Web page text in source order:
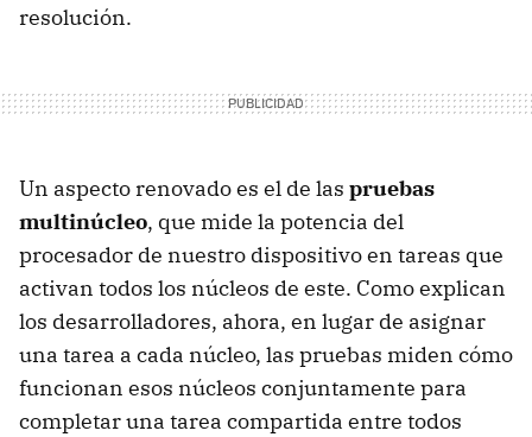
resolución.
Un aspecto renovado es el de las pruebas
multinúcleo, que mide la potencia del
procesador de nuestro dispositivo en tareas que
activan todos los núcleos de este. Como explican
los desarrolladores, ahora, en lugar de asignar
una tarea a cada núcleo, las pruebas miden cómo
funcionan esos núcleos conjuntamente para
completar una tarea compartida entre todos